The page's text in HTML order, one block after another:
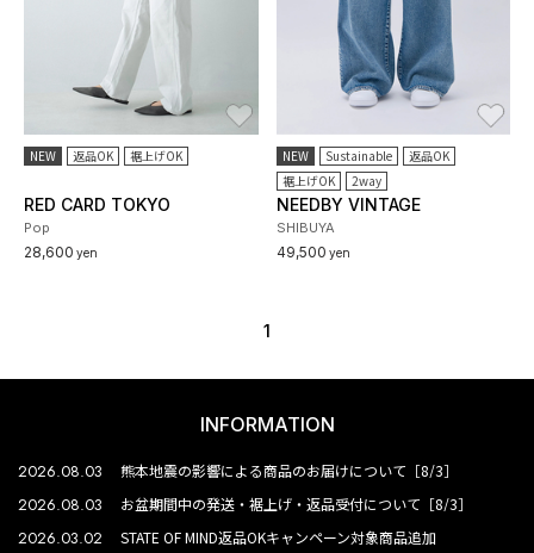
NEW 返品OK 裾上げOK
RED CARD TOKYO
Pop
28,600 yen
NEW Sustainable
返品OK
裾上げOK
2way
NEEDBY VINTAGE
SHIBUYA
49,500 yen
1
INFORMATION
2026.08.03 熊本地震の影響による商品のお届けについて［8/3］
2026.08.03 お盆期間中の発送・裾上げ・返品受付について［8/3］
2026.03.02 STATE OF MIND返品OKキャンペーン対象商品追加